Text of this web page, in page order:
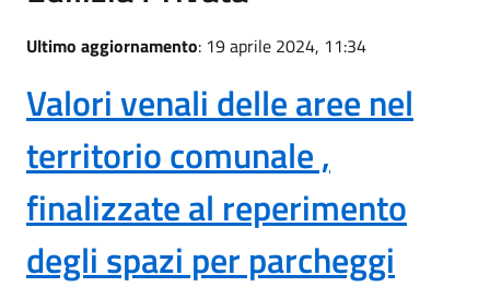
Ultimo aggiornamento: 19 aprile 2024, 11:34
Valori venali delle aree nel
territorio comunale ,
finalizzate al reperimento
degli spazi per parcheggi